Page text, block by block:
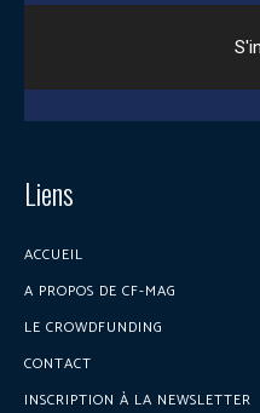
Liens
ACCUEIL
A PROPOS DE CF-MAG
LE CROWDFUNDING
CONTACT
INSCRIPTION À LA NEWSLETTER